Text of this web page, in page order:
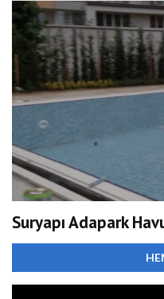
Suryapı Adapark